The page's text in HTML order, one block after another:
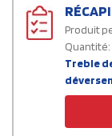
Produit
Quantité:
Treble